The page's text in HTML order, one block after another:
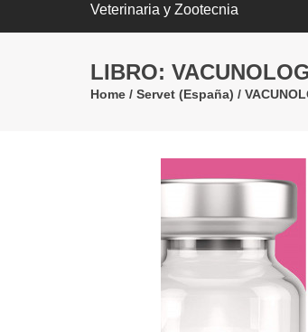
Veterinaria y Zootecnia
LIBRO:
Home/ Servet (España) /